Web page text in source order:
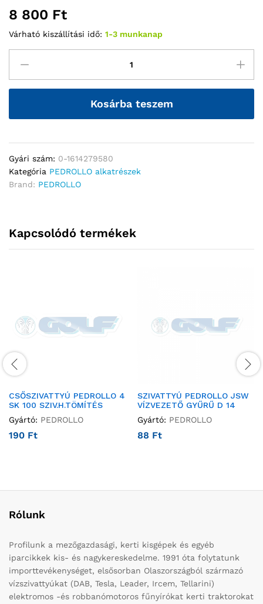
8 800 Ft
Várható kiszállítási idő: 1-3 munkanap
Kosárba teszem
Gyári szám: 0-1614279580
Kategória PEDROLLO alkatrészek
Brand: PEDROLLO
Kapcsolódó termékek
CSŐSZIVATTYÚ PEDROLLO 4
SK 100 SZIV.H.TÖMÍTÉS
Gyártó: PEDROLLO
190 Ft
SZIVATTYÚ PEDROLLO JSW
VÍZVEZETŐ GYŰRŰ D 14
Gyártó: PEDROLLO
88 Ft
Rólunk
Profilunk a mezőgazdasági, kerti kisgépek és egyéb
iparcikkek kis- és nagykereskedelme. 1991 óta folytatunk
importtevékenységet, elsősorban Olaszországból származó
vízszivattyúkat (DAB, Tesla, Leader, Ircem, Tellarini)
elektromos -és robbanómotoros fűnyírókat kerti traktorokat